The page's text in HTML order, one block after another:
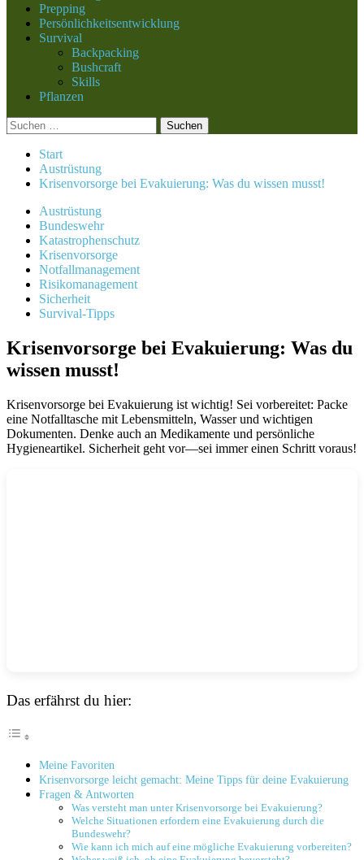
Prepping
Persönlichkeitsentwicklung
Survival
Backpacking
Bushcraft
Skills
Pflanzen
Suchen
nach:
Start
Austrüstung
Krisenvorsorge bei Evakuierung: Was du wissen musst!
Austrüstung
Bundeswehr
Katastrophenschutz
Krisenvorsorge
Notfallmanagement
Risikomanagement
Sicherheit
Survival-Tipps
Krisenvorsorge bei Evakuierung: Was du
wissen musst!
Krisenvorsorge bei Evakuierung ist wichtig! Sei vorbereitet: Packe
eine Notfalltasche mit Lebensmitteln, Wasser und wichtigen
Dokumenten. Denke auch an Medikamente und persönliche
Hygieneartikel. Sicherheit geht vor—sei immer einen Schritt voraus!
Das erfährst du hier:
Meine Favoriten
Krisenvorsorge leicht gemacht: Meine Tipps für deine Evakuierung
Fragen & Antworten
Was versteht man unter Krisenvorsorge bei Evakuierung?
Welche Situationen erfordern eine Evakuierung durch die
Bundeswehr?
Wie kann ich mich auf eine mögliche Evakuierung vorbereiten?